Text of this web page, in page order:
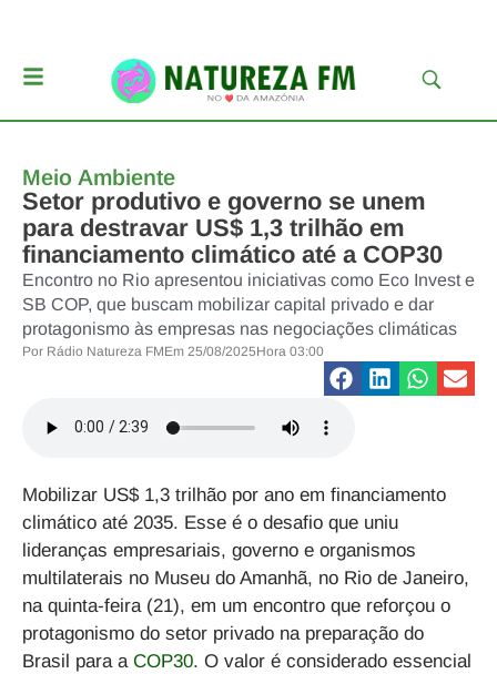
Meio Ambiente
Setor produtivo e governo se unem
para destravar US$ 1,3 trilhão em
financiamento climático até a COP30
Encontro no Rio apresentou iniciativas como Eco Invest e
SB COP, que buscam mobilizar capital privado e dar
protagonismo às empresas nas negociações climáticas
Por Rádio Natureza FMEm 25/08/2025Hora 03:00
Mobilizar US$ 1,3 trilhão por ano em financiamento
climático até 2035. Esse é o desafio que uniu
lideranças empresariais, governo e organismos
multilaterais no Museu do Amanhã, no Rio de Janeiro,
na quinta-feira (21), em um encontro que reforçou o
protagonismo do setor privado na preparação do
Brasil para a COP30. O valor é considerado essencial